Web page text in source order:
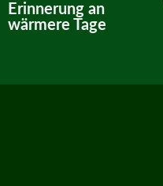
Erinnerung an
wärmere Tage